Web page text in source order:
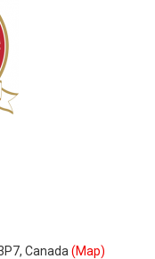
Canada (Map)